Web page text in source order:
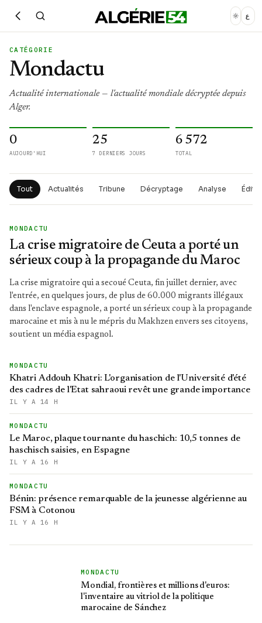
ع
CATÉGORIE
Mondactu
Actualité internationale — l'actualité mondiale décryptée depuis
Alger.
0
AUJOURD'HUI
25
7 DERNIERS JOURS
6 572
TOTAL
Tout Actualités Tribune Décryptage Analyse
MONDACTU
La crise migratoire de Ceuta a porté un
sérieux coup à la propagande du Maroc
La crise migratoire qui a secoué Ceuta, fin juillet dernier, avec
l'entrée, en quelques jours, de plus de 60.000 migrants illégaux
dans l'enclave espagnole, a porté un sérieux coup à la propagande
marocaine et mis à nu le mépris du Makhzen envers ses citoyens,
soutient un média espagnol.
MONDACTU
Khatri Addouh Khatri: L'organisation de l'Université d'été
des cadres de l'Etat sahraoui revêt une grande importance
IL Y A 14 H
MONDACTU
Le Maroc, plaque tournante du haschich: 10,5 tonnes de
haschisch saisies, en Espagne
IL Y A 16 H
MONDACTU
Bénin: présence remarquable de la jeunesse algérienne au
FSM à Cotonou
IL Y A 16 H
MONDACTU
Mondial, frontières et millions d'euros:
l'inventaire au vitriol de la politique
marocaine de Sánchez